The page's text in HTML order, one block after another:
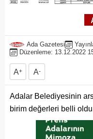
Ada Gazetesi
Düzenleme: 13.12.2022
A+ A-
Adalar Belediyesinin
birim değerleri belli